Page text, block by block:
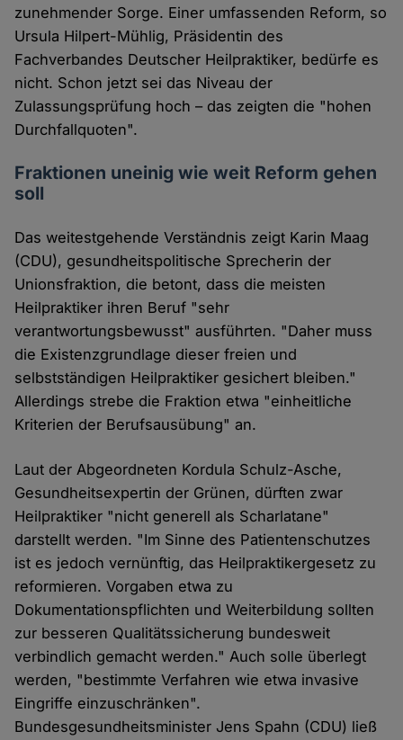
zunehmender Sorge. Einer umfassenden Reform, so
Ursula Hilpert-Mühlig, Präsidentin des
Fachverbandes Deutscher Heilpraktiker, bedürfe es
nicht. Schon jetzt sei das Niveau der
Zulassungsprüfung hoch – das zeigten die "hohen
Durchfallquoten".
Fraktionen uneinig wie weit Reform gehen
soll
Das weitestgehende Verständnis zeigt Karin Maag
(CDU), gesundheitspolitische Sprecherin der
Unionsfraktion, die betont, dass die meisten
Heilpraktiker ihren Beruf "sehr
verantwortungsbewusst" ausführten. "Daher muss
die Existenzgrundlage dieser freien und
selbstständigen Heilpraktiker gesichert bleiben."
Allerdings strebe die Fraktion etwa "einheitliche
Kriterien der Berufsausübung" an.
Laut der Abgeordneten Kordula Schulz-Asche,
Gesundheitsexpertin der Grünen, dürften zwar
Heilpraktiker "nicht generell als Scharlatane"
darstellt werden. "Im Sinne des Patientenschutzes
ist es jedoch vernünftig, das Heilpraktikergesetz zu
reformieren. Vorgaben etwa zu
Dokumentationspflichten und Weiterbildung sollten
zur besseren Qualitätssicherung bundesweit
verbindlich gemacht werden." Auch solle überlegt
werden, "bestimmte Verfahren wie etwa invasive
Eingriffe einzuschränken".
Bundesgesundheitsminister Jens Spahn (CDU) ließ